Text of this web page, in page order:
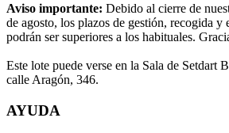
Aviso importante: Debido al cierre de
de agosto, los plazos de gestión, recogida y
podrán ser superiores a los habituales.
Este lote puede verse en la Sala de Setdart
calle Aragón, 346.
AYUDA